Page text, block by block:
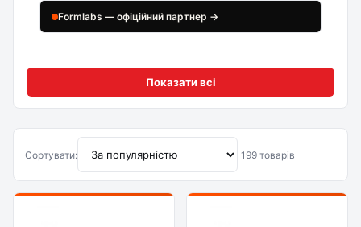
Formlabs — офіційний партнер →
Показати всі
Сортувати: 199 товарів